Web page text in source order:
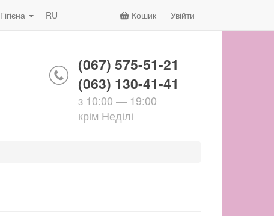
Кошик Увійти
Гігієна RU
(067) 575-51-21
(063) 130-41-41
з 10:00 — 19:00
крім Неділі